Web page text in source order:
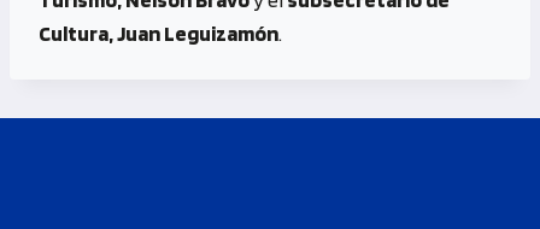
Cultura, Juan Leguizamón.